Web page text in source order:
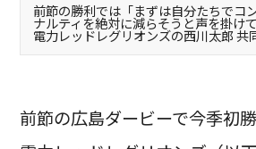
前節の勝利では「まずは自分たちでコ
ナルティを絶対に減らそうと声を掛け
電力レッドレグリオンズの西川太郎 共
前節の広島ダービーで今季初